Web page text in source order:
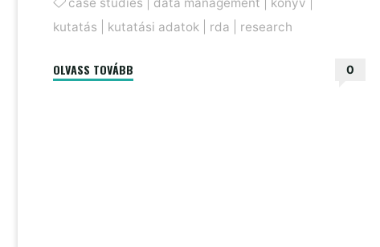
kutatás
kutatási adatok rda research
OLVASS TOVÁBB 0